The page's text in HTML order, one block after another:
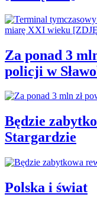
Za ponad 3
policji w
Będzie
Stargardzie
Polska i świat